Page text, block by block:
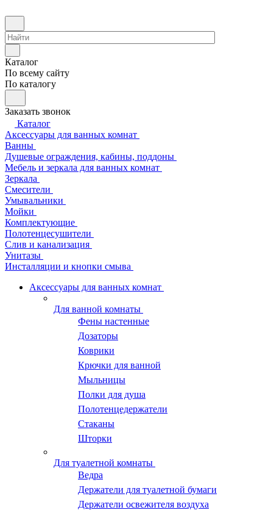
Каталог
По всему сайту
По каталогу
Заказать звонок
Каталог
Аксессуары для ванных комнат
Ванны
Душевые ограждения, кабины, поддоны
Мебель и зеркала для ванных комнат
Зеркала
Смесители
Умывальники
Мойки
Комплектующие
Полотенцесушители
Слив и канализация
Унитазы
Инсталляции и кнопки смыва
Аксессуары для ванных комнат
Для ванной комнаты
Фены настенные
Дозаторы
Коврики
Крючки для ванной
Мыльницы
Полки для душа
Полотенцедержатели
Стаканы
Шторки
Для туалетной комнаты
Ведра
Держатели для туалетной бумаги
Держатели освежителя воздуха